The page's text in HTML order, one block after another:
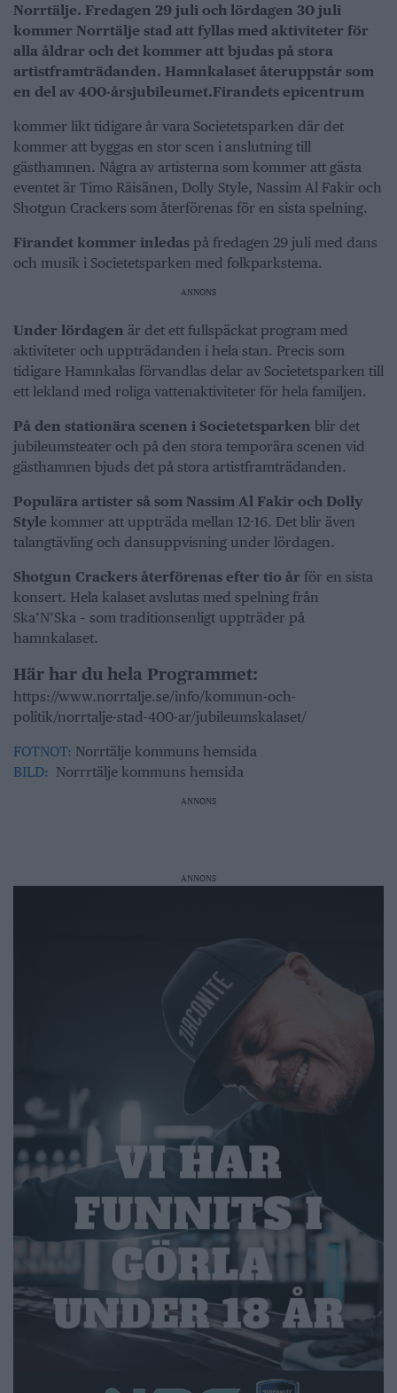
Norrtälje. Fredagen 29 juli och lördagen 30 juli
kommer Norrtälje stad att fyllas med aktiviteter för
alla åldrar och det kommer att bjudas på stora
artistframträdanden. Hamnkalaset återuppstår som
en del av 400-årsjubileumet.Firandets epicentrum
kommer likt tidigare år vara Societetsparken där det
kommer att byggas en stor scen i anslutning till
gästhamnen. Några av artisterna som kommer att gästa
eventet är Timo Räisänen, Dolly Style, Nassim Al Fakir och
Shotgun Crackers som återförenas för en sista spelning.
Firandet kommer inledas på fredagen 29 juli med dans
och musik i Societetsparken med folkparkstema.
ANNONS
Under lördagen är det ett fullspäckat program med
aktiviteter och uppträdanden i hela stan. Precis som
tidigare Hamnkalas förvandlas delar av Societetsparken till
ett lekland med roliga vattenaktiviteter för hela familjen.
På den stationära scenen i Societetsparken blir det
jubileumsteater och på den stora temporära scenen vid
gästhamnen bjuds det på stora artistframträdanden.
Populära artister så som Nassim Al Fakir och Dolly
Style kommer att uppträda mellan 12-16. Det blir även
talangtävling och dansuppvisning under lördagen.
Shotgun Crackers återförenas efter tio år för en sista
konsert. Hela kalaset avslutas med spelning från
Ska’N’Ska – som traditionsenligt uppträder på
hamnkalaset.
Här har du hela Programmet:
https://www.norrtalje.se/info/kommun-och-
politik/norrtalje-stad-400-ar/jubileumskalaset/
FOTNOT: Norrtälje kommuns hemsida
BILD: Norrrtälje kommuns hemsida
ANNONS
ANNONS